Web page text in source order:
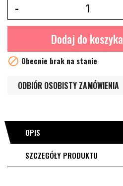
Dodaj do koszyka
 Obecnie brak na stanie
ODBIÓR OSOBISTY ZAMÓWIENIA
OPIS
SZCZEGÓŁY PRODUKTU